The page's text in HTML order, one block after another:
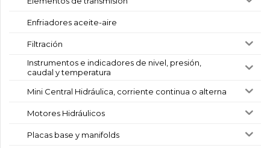
Enfriadores aceite-aire
Filtración
Instrumentos e indicadores de nivel, presión,
caudal y temperatura
Mini Central Hidráulica, corriente continua o alterna
Motores Hidráulicos
Placas base y manifolds